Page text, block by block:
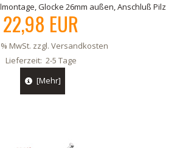
Glocke 26mm außen, Anschluß Pilz
22,98 EUR
MwSt. zzgl. Versandkosten
Lieferzeit: 2-5 Tage
[Mehr]